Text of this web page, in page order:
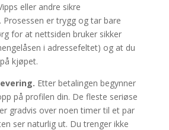
eller andre sikre
Prosessen er trygg og tar bare
for at nettsiden bruker sikker
i adressefeltet) og at du
kjøpet.
Etter betalingen begynner
på profilen din. De fleste seriøse
gradvis over noen timer til et par
ser naturlig ut. Du trenger ikke